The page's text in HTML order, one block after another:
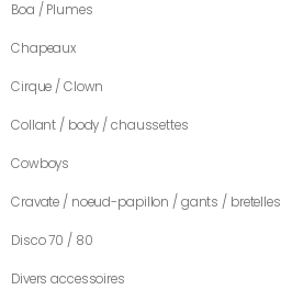
Boa / Plumes
Chapeaux
Cirque / Clown
Collant / body / chaussettes
Cowboys
Cravate / noeud-papillon / gants / bretelles
Disco 70 / 80
Divers accessoires